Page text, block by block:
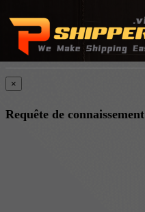
×
Requête de connaissement